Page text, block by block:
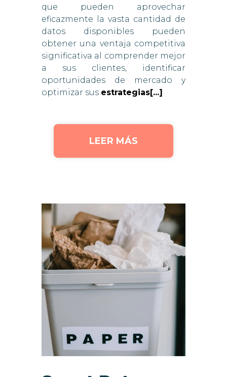
que pueden aprovechar
eficazmente la vasta cantidad de
datos disponibles pueden
obtener una ventaja competitiva
significativa al comprender mejor
a sus clientes, identificar
oportunidades de mercado y
optimizar sus estrategias[...]
LEER MÁS